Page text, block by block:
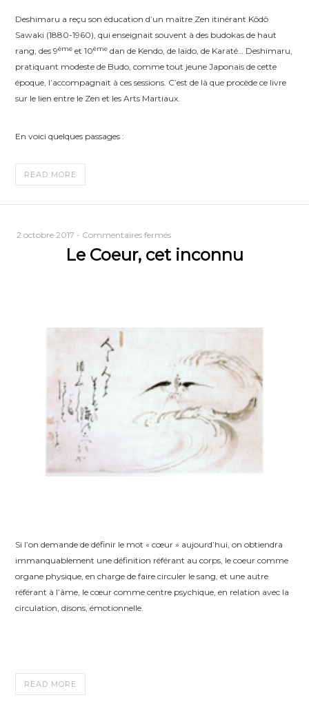
Deshimaru a reçu son éducation d’un maître Zen itinérant Kôdô
Sawaki (1880-1960), qui enseignait souvent à des budokas de haut
rang, des 9ème et 10ème dan de Kendo, de Iaïdo, de Karaté… Deshimaru,
pratiquant modeste de Budo, comme tout jeune Japonais de cette
époque, l’accompagnait à ces sessions. C’est de là que procède ce livre
sur le lien entre le Zen et les Arts Martiaux.
En voici quelques passages :
READ MORE
2 octobre 2017 - Commentaires ferméssur
Le
Le Coeur, cet inconnu
Si l’on demande de définir le mot « cœur » aujourd’hui, on obtiendra
immanquablement une définition référant au corps, le coeur comme
organe physique, en charge de faire circuler le sang, et une autre
référant à l’âme, le cœur comme centre psychique, en relation avec la
circulation, disons, émotionnelle.
READ MORE